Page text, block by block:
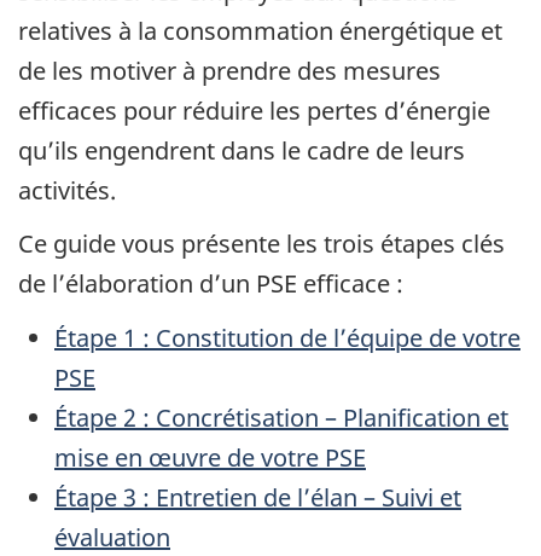
relatives à la consommation énergétique et
de les motiver à prendre des mesures
efficaces pour réduire les pertes d’énergie
qu’ils engendrent dans le cadre de leurs
activités.
Ce guide vous présente les trois étapes clés
de l’élaboration d’un PSE efficace :
Étape 1 : Constitution de l’équipe de votre
PSE
Étape 2 : Concrétisation – Planification et
mise en œuvre de votre PSE
Étape 3 : Entretien de l’élan – Suivi et
évaluation